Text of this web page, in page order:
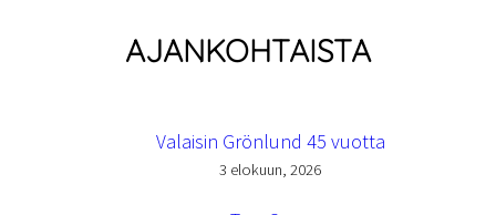
AJANKOHTAISTA
Valaisin Grönlund 45 vuotta
3 elokuun, 2026